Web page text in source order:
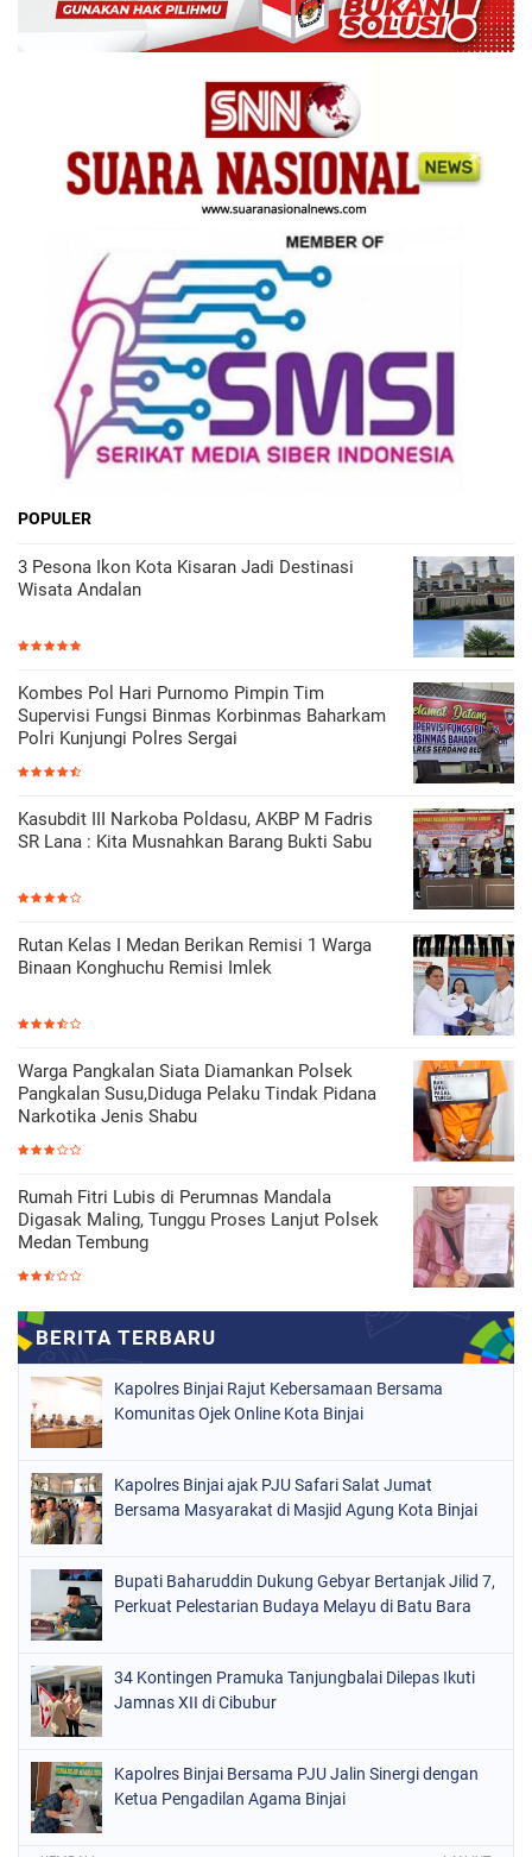
POPULER
3 Pesona Ikon Kota Kisaran Jadi Destinasi
Wisata Andalan
Kombes Pol Hari Purnomo Pimpin Tim
Supervisi Fungsi Binmas Korbinmas Baharkam
Polri Kunjungi Polres Sergai
Kasubdit III Narkoba Poldasu, AKBP M Fadris
SR Lana : Kita Musnahkan Barang Bukti Sabu
Rutan Kelas I Medan Berikan Remisi 1 Warga
Binaan Konghuchu Remisi Imlek
Warga Pangkalan Siata Diamankan Polsek
Pangkalan Susu,Diduga Pelaku Tindak Pidana
Narkotika Jenis Shabu
Rumah Fitri Lubis di Perumnas Mandala
Digasak Maling, Tunggu Proses Lanjut Polsek
Medan Tembung
Kapolres Binjai Rajut Kebersamaan Bersama
Komunitas Ojek Online Kota Binjai
Kapolres Binjai ajak PJU Safari Salat Jumat
Bersama Masyarakat di Masjid Agung Kota Binjai
Bupati Baharuddin Dukung Gebyar Bertanjak Jilid 7,
Perkuat Pelestarian Budaya Melayu di Batu Bara
34 Kontingen Pramuka Tanjungbalai Dilepas Ikuti
Jamnas XII di Cibubur
Kapolres Binjai Bersama PJU Jalin Sinergi dengan
Ketua Pengadilan Agama Binjai